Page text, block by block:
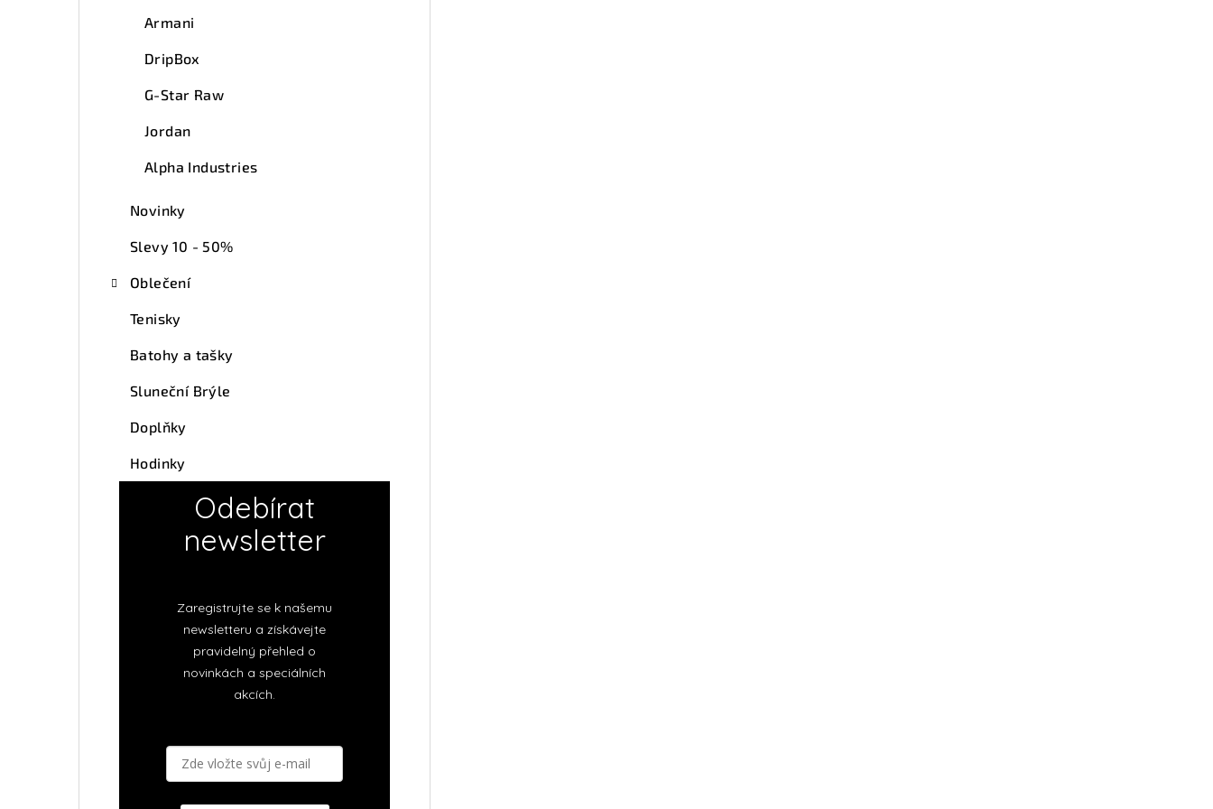
Armani
DripBox
G-Star Raw
Jordan
Alpha Industries
Novinky
Slevy 10 - 50%
Oblečení
Tenisky
Batohy a tašky
Sluneční Brýle
Doplňky
Hodinky
Odebírat
newsletter
Zaregistrujte se k našemu
newsletteru a získávejte
pravidelný přehled o
novinkách a speciálních
akcích.